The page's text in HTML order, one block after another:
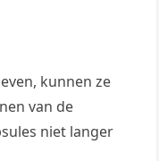
kunnen ze
van de
niet langer